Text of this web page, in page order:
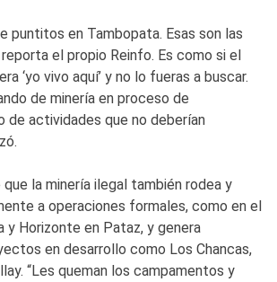
puntitos en Tambopata. Esas son las
el propio Reinfo. Es como si el
‘yo vivo aquí’ y no lo fueras a buscar.
de minería en proceso de
de actividades que no deberían
la minería ilegal también rodea y
a operaciones formales, como en el
y Horizonte en Pataz, y genera
en desarrollo como Los Chancas,
“Les queman los campamentos y